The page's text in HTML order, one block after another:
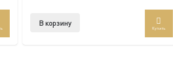
В корзину
Купить